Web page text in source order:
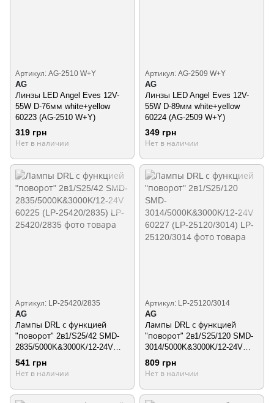
Артикул: AG-2510 W+Y
AG
Линзы LED Angel Eves 12V-
55W D-76мм white+yellow
60223 (AG-2510 W+Y)
319 грн
Нет в наличии
Артикул: AG-2509 W+Y
AG
Линзы LED Angel Eves 12V-
55W D-89мм white+yellow
60224 (AG-2509 W+Y)
349 грн
Нет в наличии
Артикул: LP-25420/2835
AG
Лампы DRL с функцией
"поворот" 2в1/S25/42 SMD-
2835/5000K&3000K/12-24V
60225 (LP-25420/2835)
541 грн
Нет в наличии
Артикул: LP-25120/3014
AG
Лампы DRL с функцией
"поворот" 2в1/S25/120 SMD-
3014/5000K&3000K/12-24V
60227 (LP-25120/3014)
809 грн
Нет в наличии